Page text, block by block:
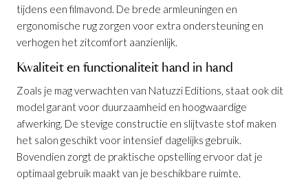
tijdens een filmavond. De brede armleuningen en
ergonomische rug zorgen voor extra ondersteuning en
verhogen het zitcomfort aanzienlijk.
Kwaliteit en functionaliteit hand in hand
Zoals je mag verwachten van Natuzzi Editions, staat ook dit
model garant voor duurzaamheid en hoogwaardige
afwerking. De stevige constructie en slijtvaste stof maken
het salon geschikt voor intensief dagelijks gebruik.
Bovendien zorgt de praktische opstelling ervoor dat je
optimaal gebruik maakt van je beschikbare ruimte.
Hoeksalon Baltimora B286is
toegevoegd aan je winkelmandje